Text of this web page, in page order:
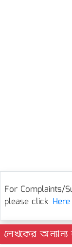
For Complaints/
please click Here
লেখকের